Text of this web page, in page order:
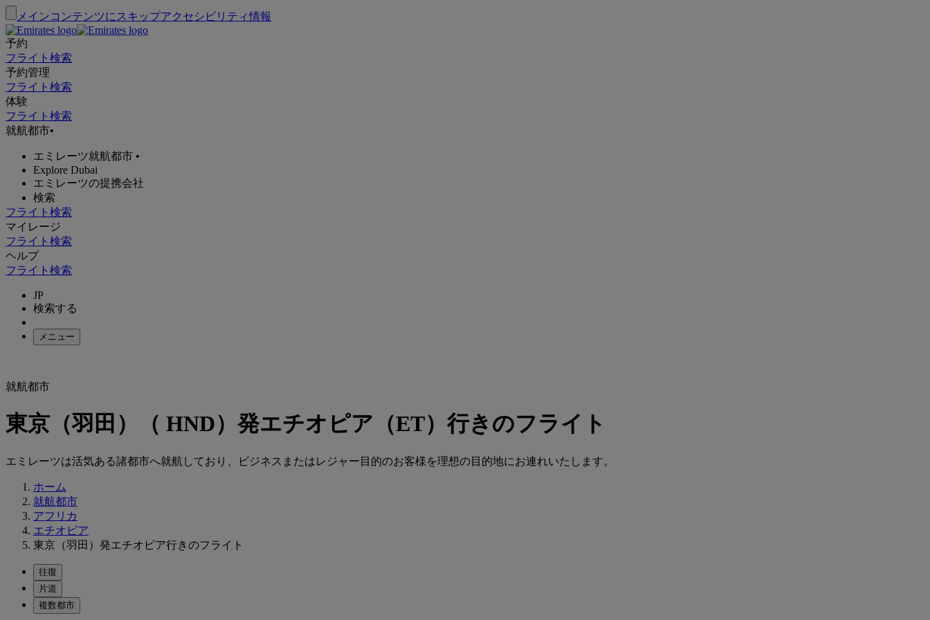
メインコンテンツにスキップアクセシビリティ情報
予約
フライト検索
予約管理
フライト検索
体験
フライト検索
就航都市•
エミレーツ就航都市 •
Explore Dubai
エミレーツの提携会社
検索
フライト検索
マイレージ
フライト検索
ヘルプ
フライト検索
JP
検索する
メニュー
就航都市
東京（羽田）（ HND）発エチオピア（ET）行きのフライト
エミレーツは活気ある諸都市へ就航しており、ビジネスまたはレジャー目的のお客様を理想の目的地にお連れいたします。
ホーム
就航都市
アフリカ
エチオピア
東京（羽田）発エチオピア行きのフライト
往復
片道
複数都市